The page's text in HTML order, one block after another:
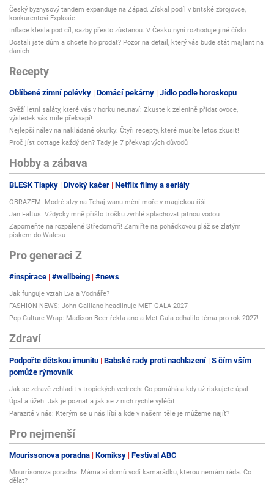
Český byznysový tandem expanduje na Západ. Získal podíl v britské zbrojovce,
konkurentovi Explosie
Inflace klesla pod cíl, sazby přesto zůstanou. V Česku nyní rozhoduje jiné číslo
Dostali jste dům a chcete ho prodat? Pozor na detail, který vás bude stát majlant na
daních
Recepty
Oblíbené zimní polévky Domácí pekárny Jídlo podle horoskopu
Svěží letní saláty, které vás v horku neunaví: Zkuste k zelenině přidat ovoce,
výsledek vás mile překvapí!
Nejlepší nálev na nakládané okurky: Čtyři recepty, které musíte letos zkusit!
Proč jíst cottage každý den? Tady je 7 překvapivých důvodů
Hobby a zábava
BLESK Tlapky Divoký kačer Netflix filmy a seriály
OBRAZEM: Modré slzy na Tchaj-wanu mění moře v magickou říši
Jan Faltus: Vždycky mně přišlo trošku zvrhlé splachovat pitnou vodou
Zapomeňte na rozpálené Středomoří! Zamiřte na pohádkovou pláž se zlatým
pískem do Walesu
Pro generaci Z
#inspirace #wellbeing #news
Jak funguje vztah Lva a Vodnáře?
FASHION NEWS: John Galliano headlinuje MET GALA 2027
Pop Culture Wrap: Madison Beer řekla ano a Met Gala odhalilo téma pro rok 2027!
Zdraví
Podpořte dětskou imunitu Babské rady proti nachlazení S čím vším
pomůže rýmovník
Jak se zdravě zchladit v tropických vedrech: Co pomáhá a kdy už riskujete úpal
Úpal a úžeh: Jak je poznat a jak se z nich rychle vyléčit
Parazité v nás: Kterým se u nás líbí a kde v našem těle je můžeme najít?
Pro nejmenší
Mourissonova poradna Komiksy Festival ABC
Mourrisonova poradna: Máma si domů vodí kamarádku, kterou nemám ráda. Co
dělat?